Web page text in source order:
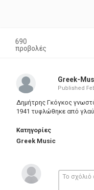
690
προβολές
Greek-
Published
Δημήτρης Γκόγκος
1941 τυφλώθηκε από
Κατηγορίες
Greek Music